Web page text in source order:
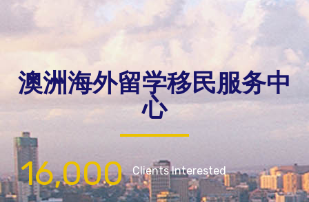
澳洲海外留学移民服务中
心
16,000 Clients Interested